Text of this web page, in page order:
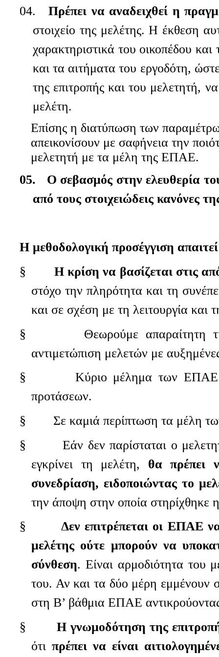
04.
Πρέπει να αναδειχθεί η
στοιχείο της μελέτης. Η έκθεση
χαρακτηριστικά του οικοπέδου
και τα αιτήματα του εργοδότη,
της επιτροπής και του μελετητή,
μελέτη.
Επίσης η διατύπωση των
απεικονίσουν με σαφήνεια την
μελετητή με τα μέλη της ΕΠΑΕ.
05.
Ο σεβασμός στην ελευθερία
από τους στοιχειώδεις κανόνες
Η μεθοδολογική προσέγγιση
§ Η κρίση να βασίζεται στις
στόχο την πληρότητα και τη
και σε σχέση με τη λειτουργία και
§ Θεωρούμε απαραίτητη
αντιμετώπιση μελετών με
§ Κύριο μέλημα των ΕΠΑΕ
προτάσεων.
§ Σε καμιά περίπτωση τα μέλη
§Εάν δεν παρίσταται ο
εγκρίνει τη μελέτη, θα πρέπει
συνεδρίαση, ειδοποιώντας το
την άποψη στην οποία στηρίχθηκε
§Δεν επιτρέπεται οι ΕΠΑΕ
μελέτης ούτε μπορούν να
σύνθεση. Είναι αρμοδιότητα του
του. Αν και τα δύο μέρη εμμένουν
στη Β’ βάθμια ΕΠΑΕ
§Η γνωμοδότηση της
ότι πρέπει να είναι